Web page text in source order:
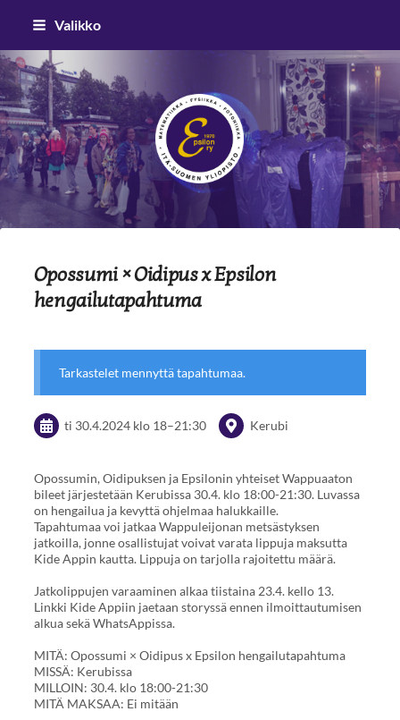
Siirry
sivun
sisältöön
Valikko
Epsilon ry
Opossumi × Oidipus x Epsilon
hengailutapahtuma
Tarkastelet mennyttä tapahtumaa.
ti 30.4.2024 klo 18–21:30 Kerubi
Opossumin, Oidipuksen ja Epsilonin yhteiset Wappuaaton
bileet järjestetään Kerubissa 30.4. klo 18:00-21:30. Luvassa
on hengailua ja kevyttä ohjelmaa halukkaille.
Tapahtumaa voi jatkaa Wappuleijonan metsästyksen
jatkoilla, jonne osallistujat voivat varata lippuja maksutta
Kide Appin kautta. Lippuja on tarjolla rajoitettu määrä.
Jatkolippujen varaaminen alkaa tiistaina 23.4. kello 13.
Linkki Kide Appiin jaetaan storyssä ennen ilmoittautumisen
alkua sekä WhatsAppissa.
MITÄ: Opossumi × Oidipus x Epsilon hengailutapahtuma
MISSÄ: Kerubissa
MILLOIN: 30.4. klo 18:00-21:30
MITÄ MAKSAA: Ei mitään